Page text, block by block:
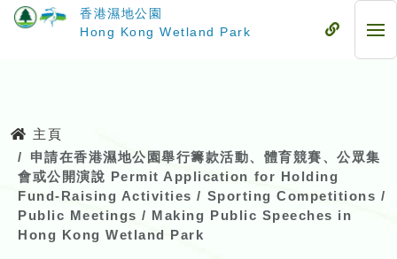
香港濕地公園
Hong Kong Wetland Park
流
流
動
主頁
申請在香港濕地公園舉行籌款活動、體育競賽、公眾集
會或公開演說 Permit Application for Holding
Fund-Raising Activities / Sporting Competitions /
Public Meetings / Making Public Speeches in
Hong Kong Wetland Park